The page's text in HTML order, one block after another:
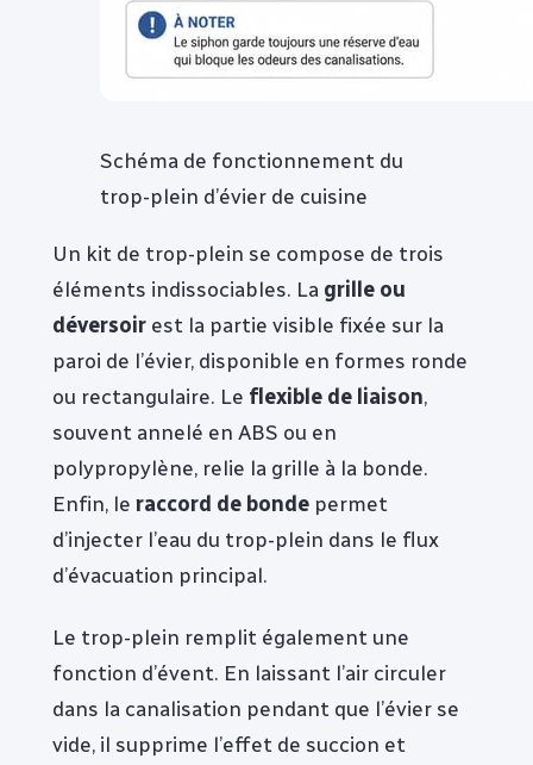
Schéma de fonctionnement du
trop-plein d’évier de cuisine
Un kit de trop-plein se compose de trois
éléments indissociables. La grille ou
déversoir est la partie visible fixée sur la
paroi de l’évier, disponible en formes ronde
ou rectangulaire. Le flexible de liaison,
souvent annelé en ABS ou en
polypropylène, relie la grille à la bonde.
Enfin, le raccord de bonde permet
d’injecter l’eau du trop-plein dans le flux
d’évacuation principal.
Le trop-plein remplit également une
fonction d’évent. En laissant l’air circuler
dans la canalisation pendant que l’évier se
vide, il supprime l’effet de succion et